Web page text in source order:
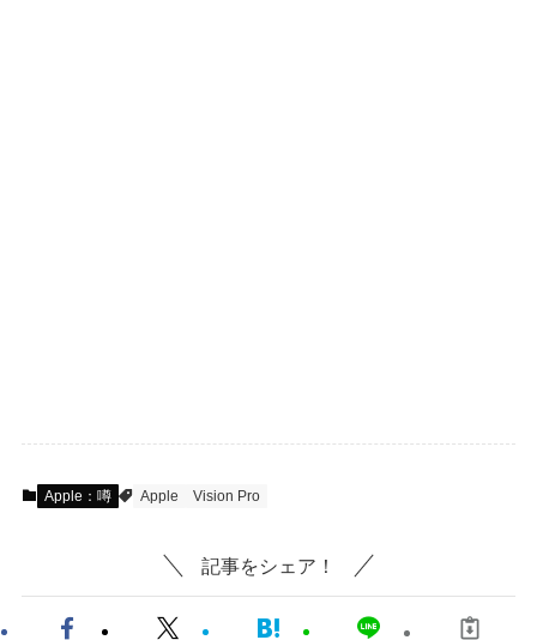
Apple：噂 Apple Vision Pro
記事をシェア！